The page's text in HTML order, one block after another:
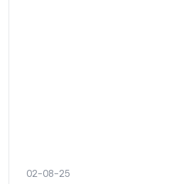
02-08-25